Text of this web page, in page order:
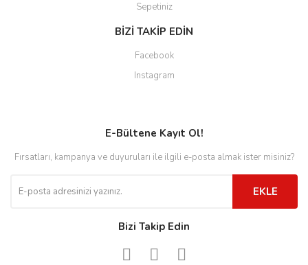
Sepetiniz
BİZİ TAKİP EDİN
Facebook
Instagram
E-Bültene Kayıt Ol!
Fırsatları, kampanya ve duyuruları ile ilgili e-posta almak ister misiniz?
EKLE
Bizi Takip Edin